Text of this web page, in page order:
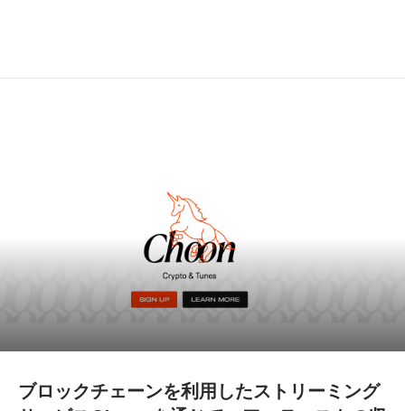
ブロックチェーンを利用したストリーミング